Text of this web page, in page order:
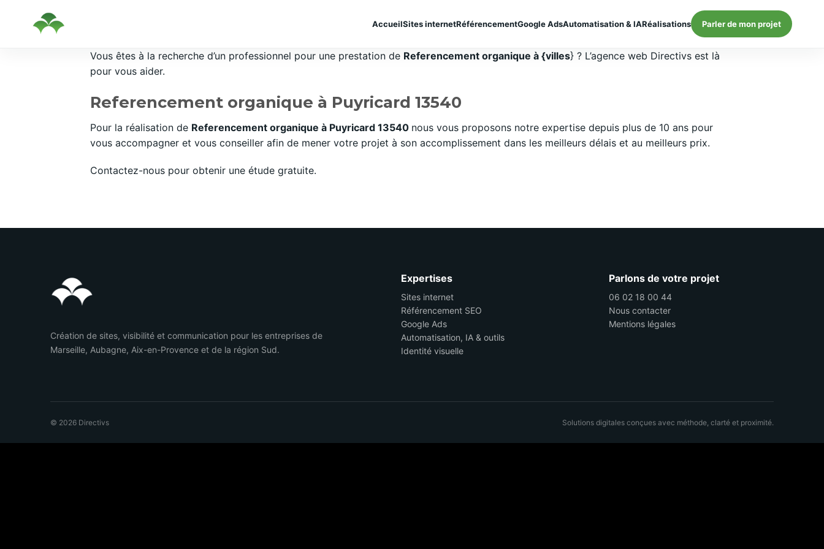
AccueilSites internetRéférencementGoogle AdsAutomatisation & IARéalisations Parler de mon projet
Vous êtes à la recherche d’un professionnel pour une prestation de Referencement organique à {villes} ? L’agence web Directivs est là
pour vous aider.
Referencement organique à Puyricard 13540
Pour la réalisation de Referencement organique à Puyricard 13540 nous vous proposons notre expertise depuis plus de 10 ans pour
vous accompagner et vous conseiller afin de mener votre projet à son accomplissement dans les meilleurs délais et au meilleurs prix.
Contactez-nous pour obtenir une étude gratuite.
Création de sites, visibilité et communication pour les entreprises de
Marseille, Aubagne, Aix-en-Provence et de la région Sud.
Expertises
Sites internet
Référencement SEO
Google Ads
Automatisation, IA & outils
Identité visuelle
Parlons de votre projet
06 02 18 00 44
Nous contacter
Mentions légales
© 2026 Directivs Solutions digitales conçues avec méthode, clarté et proximité.